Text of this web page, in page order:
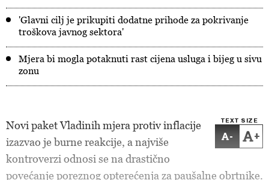
'Glavni cilj je prikupiti dodatne prihode za pokrivanje
troškova javnog sektora'
Mjera bi mogla potaknuti rast cijena usluga i bijeg u sivu
zonu
TEXT SIZE
- +
Novi paket Vladinih mjera protiv inflacije
izazvao je burne reakcije, a najviše
kontroverzi odnosi se na drastično
povećanje poreznog opterećenja za paušalne obrtnike.